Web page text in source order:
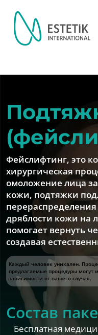
Dil Seçimi
Фейслифтинг, это
хирургическая
омоложение лица
кожи, подтяжки
дряблости кожи на
помогает вернуть
создавая
Каждый человек уникален.
предлагаемые процедуры могут
зависимости от вашего случая.
Состав
Бесплатная